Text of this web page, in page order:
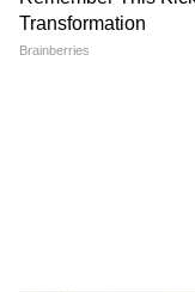
और पढ़ें:घर के
फैंसी वुडन प्लांट